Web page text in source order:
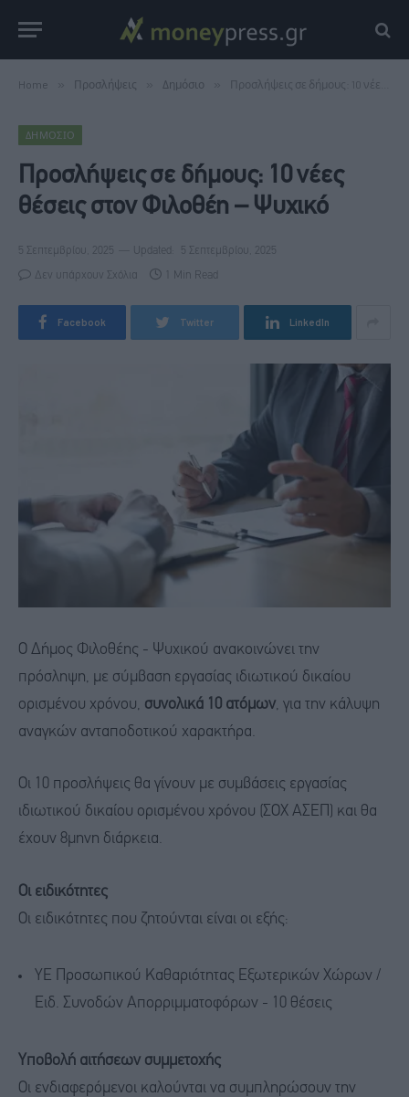
Home Προσλήψεις Δημόσιο Προσλήψεις σε δήμους: 10 νέες θέσεις στον Φιλοθέη – Ψυχικό
ΔΗΜΌΣΙΟ
Προσλήψεις σε δήμους: 10 νέες
θέσεις στον Φιλοθέη – Ψυχικό
5 Σεπτεμβρίου, 2025 Updated: 5 Σεπτεμβρίου, 2025
Δεν υπάρχουν Σχόλια 1 Min Read
Facebook Twitter LinkedIn
Ο Δήμος Φιλοθέης - Ψυχικού ανακοινώνει την
πρόσληψη, με σύμβαση εργασίας ιδιωτικού δικαίου
ορισμένου χρόνου, συνολικά 10 ατόμων, για την κάλυψη
αναγκών ανταποδοτικού χαρακτήρα.
Οι 10 προσλήψεις θα γίνουν με συμβάσεις εργασίας
ιδιωτικού δικαίου ορισμένου χρόνου (ΣΟΧ ΑΣΕΠ) και θα
έχουν 8μηνη διάρκεια.
Οι ειδικότητες
Οι ειδικότητες που ζητούνται είναι οι εξής:
ΥΕ Προσωπικού Καθαριότητας Εξωτερικών Χώρων /
Ειδ. Συνοδών Απορριμματοφόρων - 10 θέσεις
Υποβολή αιτήσεων συμμετοχής
Οι ενδιαφερόμενοι καλούνται να συμπληρώσουν την